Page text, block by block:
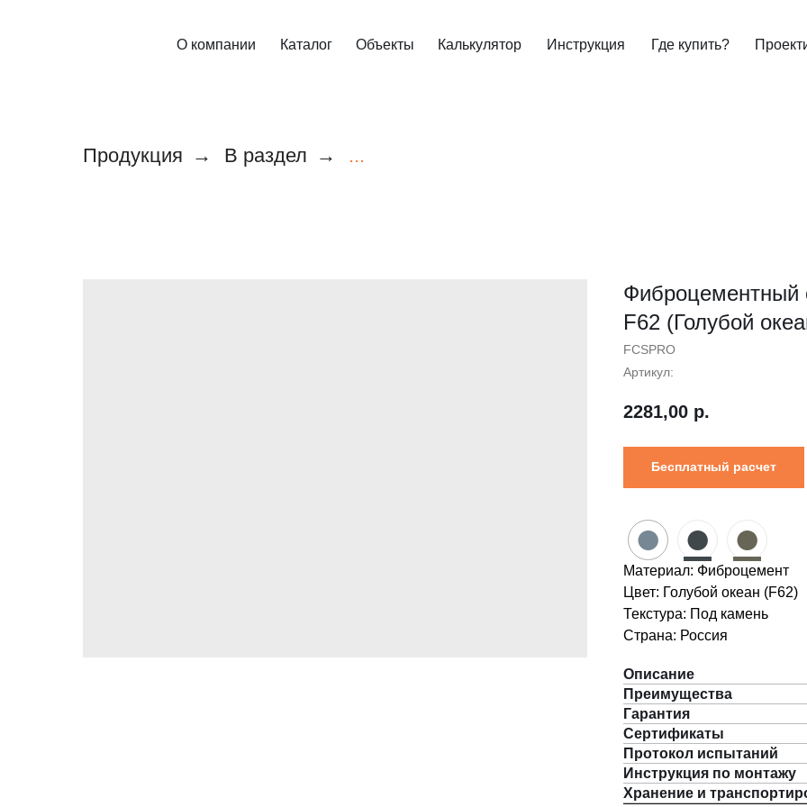
О компании Каталог Объекты Где купить?
Калькулятор Инструкция
Продукция → В раздел → ...
Фиброцементный
F62 (Голубой
FCSPRO
Артикул:
2281,00 р.
Бесплатный расчет
● ● ●
Материал: Фиброцемент
Цвет: Голубой океан (F62)
Текстура: Под камень
Страна: Россия
Описание
Преимущества
Гарантия
Сертификаты
Протокол испытаний
Инструкция по монтажу
Хранение и